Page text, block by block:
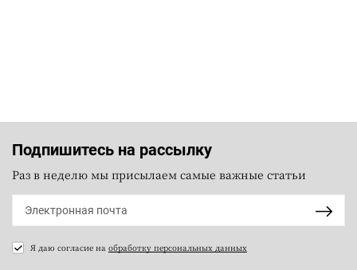
Подпишитесь на рассылку
Раз в неделю мы присылаем самые важные статьи
Я даю согласие на обработку персональных данных